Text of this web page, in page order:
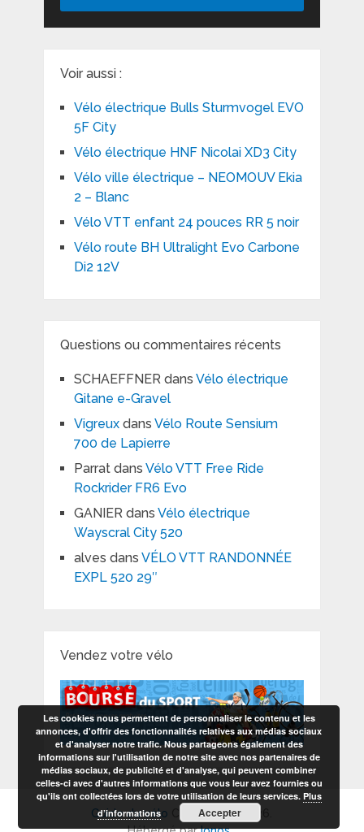
Voir aussi :
Vélo électrique Bulls Sturmvogel EVO
5F City
Vélo électrique HNF Nicolai XD3 City
Vélo ville électrique – NEOMOUV Ekia
2 – Blanc
Vélo VTT enfant 24 pouces RR 5 noir
Vélo route BH Ultralight Evo Carbone
Di2 12V
Questions ou commentaires récents
SCHAEFFNERdans Vélo électrique
Gitane e-Gravel
Vigreuxdans Vélo Route Sensium
700 de Lapierre
Parratdans Vélo VTT Free Ride
Rockrider FR6 Evo
GANIERdans Vélo électrique
Wayscral City 520
alves dans VÉLO VTT RANDONNÉE
EXPL 520 29″
Vendez votre vélo
Guide du vélo Copyright © 2026.
Les cookies nous permettent de personnaliser le contenu et les
annonces, d'offrir des fonctionnalités relatives aux médias sociaux
et d'analyser notre trafic. Nous partageons également des
informations sur l'utilisation de notre site avec nos partenaires de
médias sociaux, de publicité et d'analyse, qui peuvent combiner
celles-ci avec d'autres informations que vous leur avez fournies ou
qu'ils ont collectées lors de votre utilisation de leurs services. Plus
d’informations
Accepter